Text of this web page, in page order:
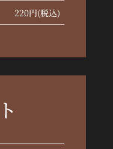
220円(税込)